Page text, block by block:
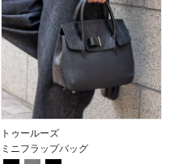
トゥールーズ
ミニフラップバッグ